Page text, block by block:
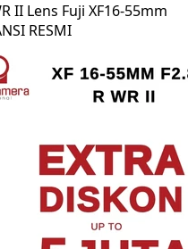
II Lens Fuji XF16-55mm
RESMI